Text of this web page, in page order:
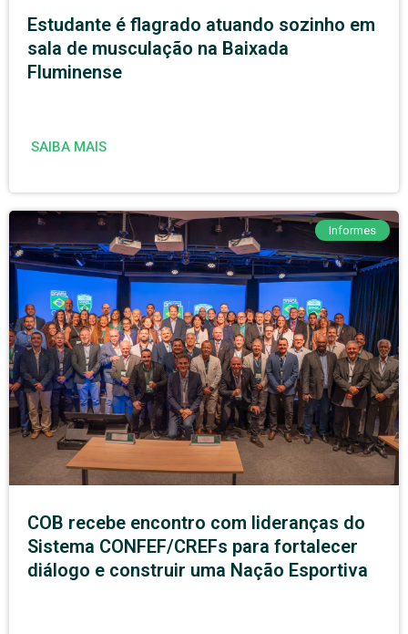
Estudante é flagrado atuando sozinho em
sala de musculação na Baixada
Fluminense
SAIBA MAIS
Informes
COB recebe encontro com lideranças do
Sistema CONFEF/CREFs para fortalecer
diálogo e construir uma Nação Esportiva